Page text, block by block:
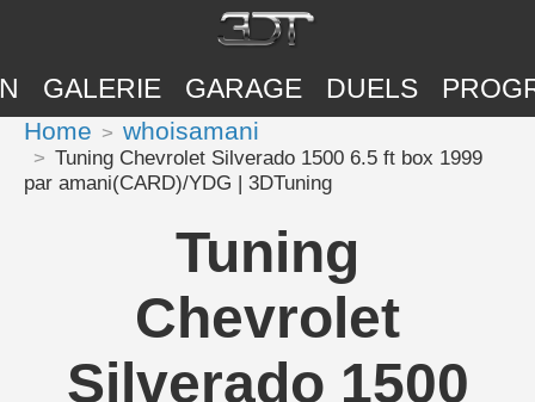
GALERIE GARAGE DUELS
Home whoisamani
Tuning Chevrolet Silverado 1500 6.5 ft box 1999
par amani(CARD)/YDG | 3DTuning
Tuning
Chevrolet
Silverado 1500